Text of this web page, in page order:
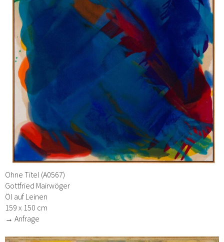
Ohne Titel (A0567)
Gottfried Mairwöger
Öl auf Leinen
159 x 150 cm
→ Anfrage